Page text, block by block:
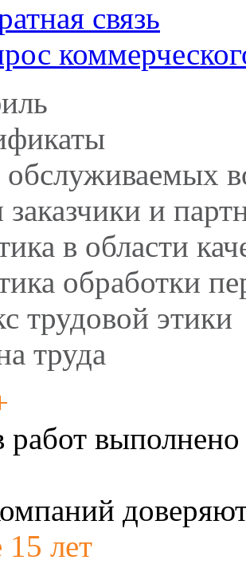
связь
и
в области
обработки
трудовой этики
труда
работ выполнено
15 лет